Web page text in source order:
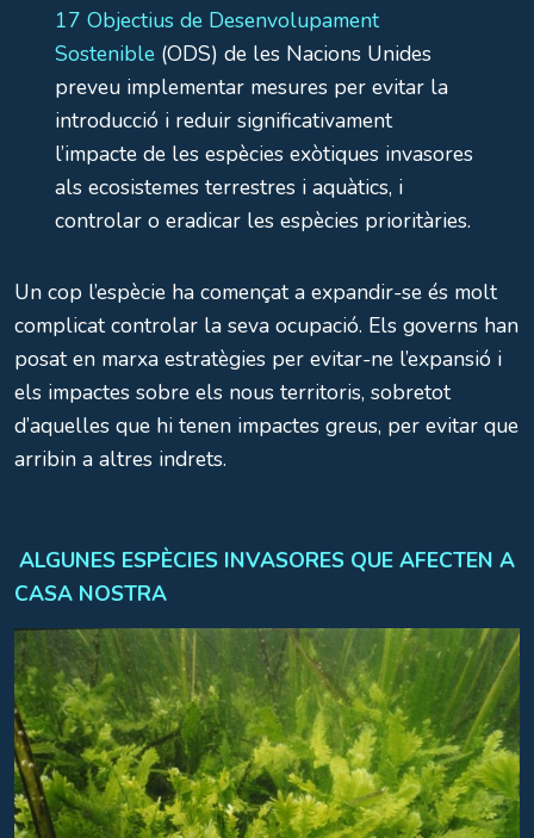
17 Objectius de Desenvolupament
Sostenible(ODS) de les Nacions Unides
preveu implementar mesures per evitar la
introducció i reduir significativament
l’impacte de les espècies exòtiques invasores
als ecosistemes terrestres i aquàtics, i
controlar o eradicar les espècies prioritàries.
Un cop l’espècie ha començat a expandir-se és molt
complicat controlar la seva ocupació. Els governs han
posat en marxa estratègies per evitar-ne l’expansió i
els impactes sobre els nous territoris, sobretot
d’aquelles que hi tenen impactes greus, per evitar que
arribin a altres indrets.
ALGUNES ESPÈCIES INVASORES QUE AFECTEN A
CASA NOSTRA